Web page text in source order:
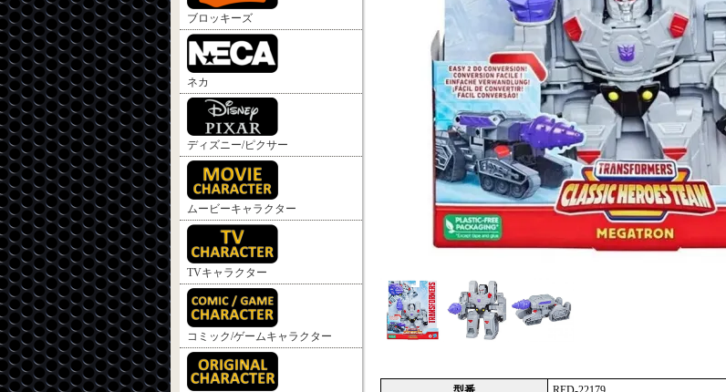
ブロッキーズ
ネカ
ディズニー/ピクサー
ムービーキャラクター
TVキャラクター
コミック/ゲームキャラクター